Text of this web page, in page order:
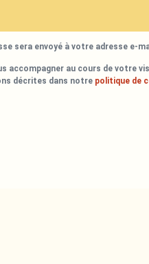
sera envoyé à votre adresse e-
accompagner au cours de votre
décrites dans notre politique de